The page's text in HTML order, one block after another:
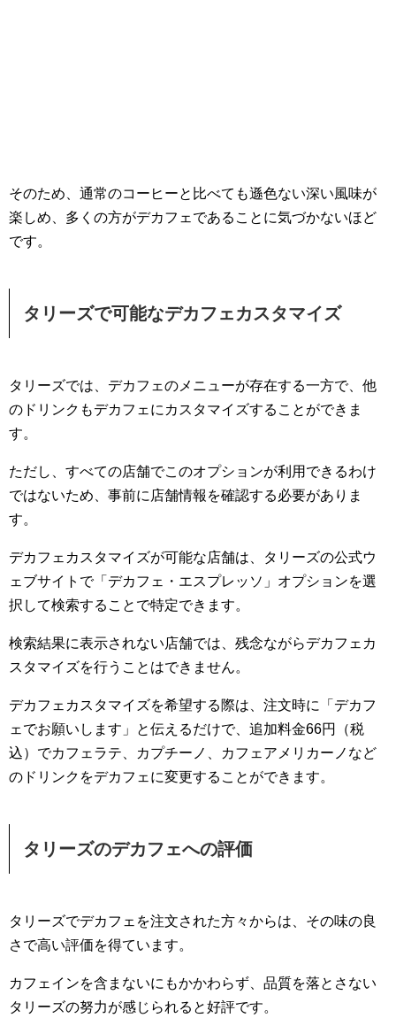
そのため、通常のコーヒーと比べても遜色ない深い風味が
楽しめ、多くの方がデカフェであることに気づかないほど
です。
タリーズで可能なデカフェカスタマイズ
タリーズでは、デカフェのメニューが存在する一方で、他
のドリンクもデカフェにカスタマイズすることができま
す。
ただし、すべての店舗でこのオプションが利用できるわけ
ではないため、事前に店舗情報を確認する必要がありま
す。
デカフェカスタマイズが可能な店舗は、タリーズの公式ウ
ェブサイトで「デカフェ・エスプレッソ」オプションを選
択して検索することで特定できます。
検索結果に表示されない店舗では、残念ながらデカフェカ
スタマイズを行うことはできません。
デカフェカスタマイズを希望する際は、注文時に「デカフ
ェでお願いします」と伝えるだけで、追加料金66円（税
込）でカフェラテ、カプチーノ、カフェアメリカーノなど
のドリンクをデカフェに変更することができます。
タリーズのデカフェへの評価
タリーズでデカフェを注文された方々からは、その味の良
さで高い評価を得ています。
カフェインを含まないにもかかわらず、品質を落とさない
タリーズの努力が感じられると好評です。